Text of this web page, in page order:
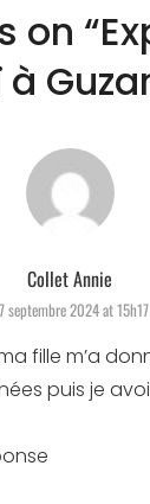
on “
Collet Annie
septembre 2024 at 15h17
fille m’a
puis je